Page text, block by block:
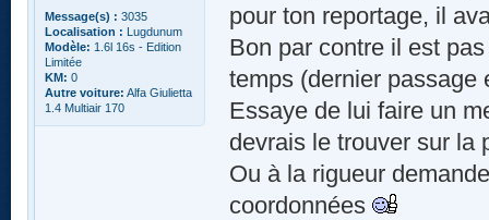
Message(s) : 3035
Localisation : Lugdunum
Modèle: 1.6l 16s - Edition
Limitée
KM: 0
Autre voiture: Alfa Giulietta
1.4 Multiair 170
pour ton reportage, il
Bon par contre il est
temps (dernier
Essaye de lui faire un
devrais le trouver sur la
Ou à la rigueur
coordonnées